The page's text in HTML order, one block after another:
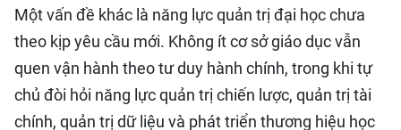
Một vấn đề khác là năng lực quản trị đại học chưa
theo kịp yêu cầu mới. Không ít cơ sở giáo dục vẫn
quen vận hành theo tư duy hành chính, trong khi tự
chủ đòi hỏi năng lực quản trị chiến lược, quản trị tài
chính, quản trị dữ liệu và phát triển thương hiệu học